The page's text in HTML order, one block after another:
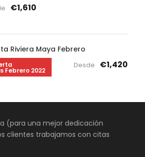
€1,610
Riviera Maya Febrero
Febrero 2022
Desde €1,420
(para una mejor dedicación
clientes trabajamos con citas